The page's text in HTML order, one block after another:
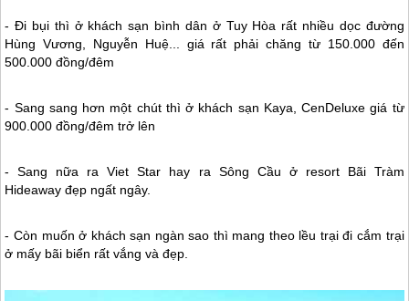
- Đi bụi thì ở khách sạn bình dân ở Tuy Hòa rất nhiều dọc đường
Hùng Vương, Nguyễn Huệ... giá rất phải chăng từ 150.000 đến
500.000 đồng/đêm
- Sang sang hơn một chút thì ở khách sạn Kaya, CenDeluxe giá từ
900.000 đồng/đêm trở lên
- Sang nữa ra Viet Star hay ra Sông Cầu ở resort Bãi Tràm
Hideaway đẹp ngất ngây.
- Còn muốn ở khách sạn ngàn sao thì mang theo lều trại đi cắm trại
ở mấy bãi biển rất vắng và đẹp.